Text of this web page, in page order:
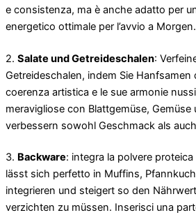
e consistenza, ma è anche adatto per
energetico ottimale per l’avvio a Morgen.
2. Salate und Getreideschalen:
Getreideschalen, indem Sie Hanfsamen
coerenza artistica e le sue armonie
meravigliose con Blattgemüse, Gemüse
verbessern sowohl Geschmack als
3. Backware: integra la polvere
lässt sich perfetto in Muffins,
integrieren und steigert so den
verzichten zu müssen. Inserisci una